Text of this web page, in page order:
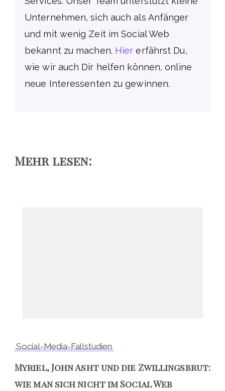
Unternehmen, sich auch als Anfänger
und mit wenig Zeit im Social Web
bekannt zu machen. Hier erfährst Du,
wie wir auch Dir helfen können, online
neue Interessenten zu gewinnen.
Mehr lesen:
Social-Media-Fallstudien
Myriel, John Asht und die Zwillingsbrut:
wie man sich nicht im Social Web